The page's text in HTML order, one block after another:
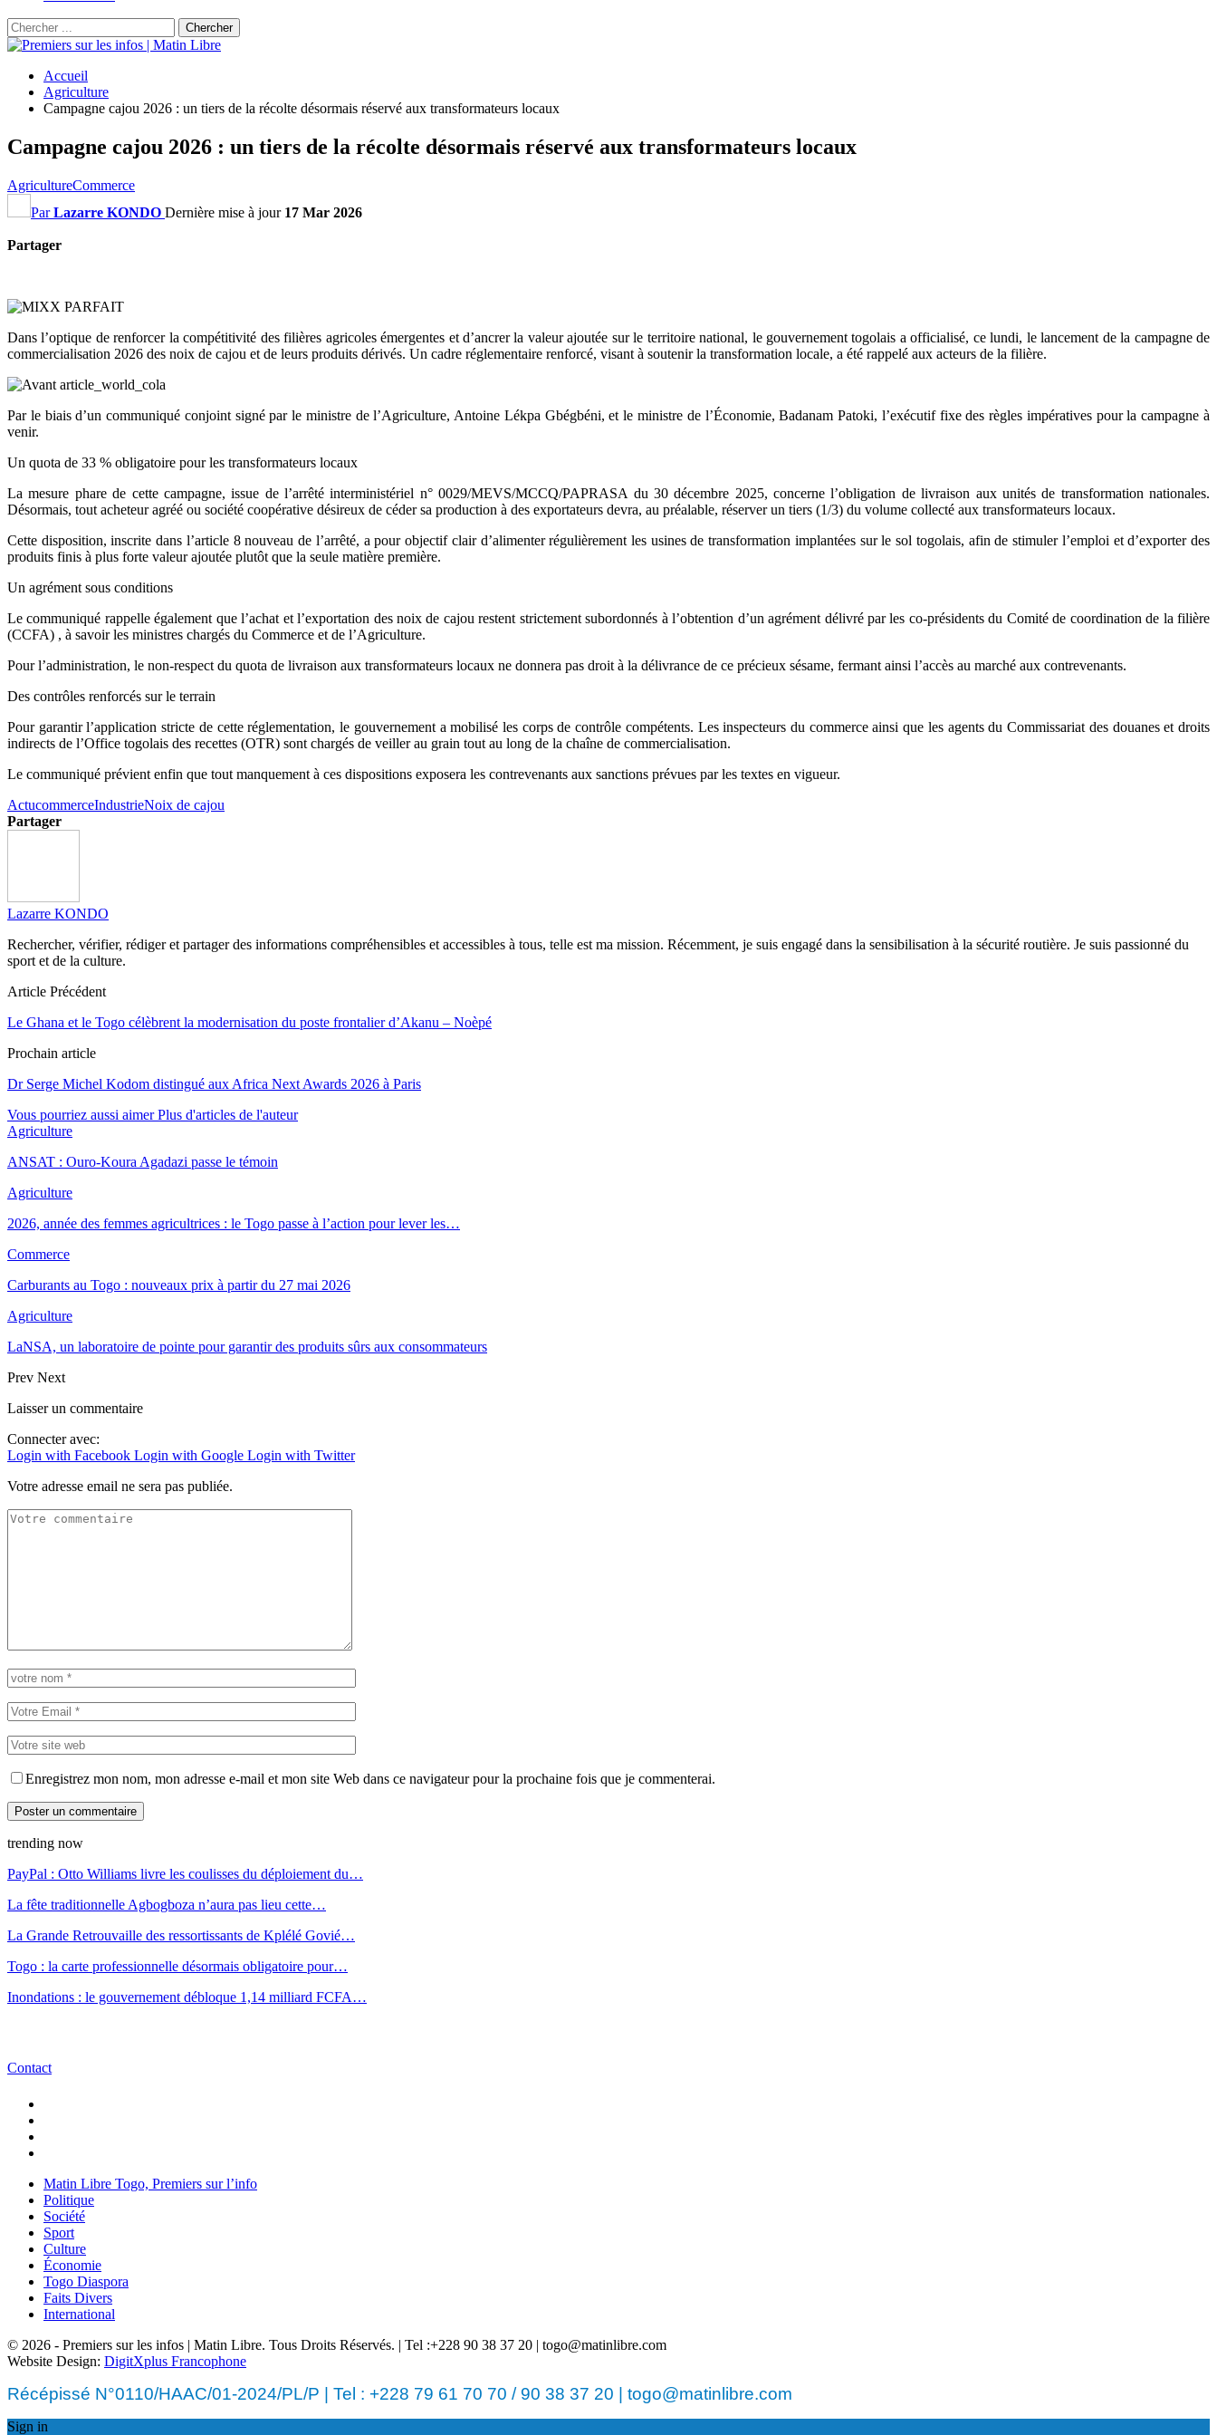
Accueil
Agriculture
Campagne cajou 2026 : un tiers de la récolte désormais réservé aux transformateurs locaux
Campagne cajou 2026 : un tiers de la récolte désormais réservé aux transformateurs locaux
AgricultureCommerce
ParLazarre KONDO Dernière mise à jour 17 Mar 2026
Partager
Dans l’optique de renforcer la compétitivité des filières agricoles émergentes et d’ancrer la valeur ajoutée sur le territoire national, le gouvernement togolais a officialisé, ce lundi, le lancement de la campagne de
commercialisation 2026 des noix de cajou et de leurs produits dérivés. Un cadre réglementaire renforcé, visant à soutenir la transformation locale, a été rappelé aux acteurs de la filière.
Par le biais d’un communiqué conjoint signé par le ministre de l’Agriculture, Antoine Lékpa Gbégbéni, et le ministre de l’Économie, Badanam Patoki, l’exécutif fixe des règles impératives pour la campagne à
venir.
Un quota de 33 % obligatoire pour les transformateurs locaux
La mesure phare de cette campagne, issue de l’arrêté interministériel n° 0029/MEVS/MCCQ/PAPRASA du 30 décembre 2025, concerne l’obligation de livraison aux unités de transformation nationales.
Désormais, tout acheteur agréé ou société coopérative désireux de céder sa production à des exportateurs devra, au préalable, réserver un tiers (1/3) du volume collecté aux transformateurs locaux.
Cette disposition, inscrite dans l’article 8 nouveau de l’arrêté, a pour objectif clair d’alimenter régulièrement les usines de transformation implantées sur le sol togolais, afin de stimuler l’emploi et d’exporter des
produits finis à plus forte valeur ajoutée plutôt que la seule matière première.
Un agrément sous conditions
Le communiqué rappelle également que l’achat et l’exportation des noix de cajou restent strictement subordonnés à l’obtention d’un agrément délivré par les co-présidents du Comité de coordination de la filière
(CCFA) , à savoir les ministres chargés du Commerce et de l’Agriculture.
Pour l’administration, le non-respect du quota de livraison aux transformateurs locaux ne donnera pas droit à la délivrance de ce précieux sésame, fermant ainsi l’accès au marché aux contrevenants.
Des contrôles renforcés sur le terrain
Pour garantir l’application stricte de cette réglementation, le gouvernement a mobilisé les corps de contrôle compétents. Les inspecteurs du commerce ainsi que les agents du Commissariat des douanes et droits
indirects de l’Office togolais des recettes (OTR) sont chargés de veiller au grain tout au long de la chaîne de commercialisation.
Le communiqué prévient enfin que tout manquement à ces dispositions exposera les contrevenants aux sanctions prévues par les textes en vigueur.
ActucommerceIndustrieNoix de cajou
Partager
Lazarre KONDO
Rechercher, vérifier, rédiger et partager des informations compréhensibles et accessibles à tous, telle est ma mission. Récemment, je suis engagé dans la sensibilisation à la sécurité routière. Je suis passionné du
sport et de la culture.
Article Précédent
Le Ghana et le Togo célèbrent la modernisation du poste frontalier d’Akanu – Noèpé
Prochain article
Dr Serge Michel Kodom distingué aux Africa Next Awards 2026 à Paris
Vous pourriez aussi aimer Plus d'articles de l'auteur
Agriculture
ANSAT : Ouro-Koura Agadazi passe le témoin
Agriculture
2026, année des femmes agricultrices : le Togo passe à l’action pour lever les…
Commerce
Carburants au Togo : nouveaux prix à partir du 27 mai 2026
Agriculture
LaNSA, un laboratoire de pointe pour garantir des produits sûrs aux consommateurs
Prev Next
Laisser un commentaire
Connecter avec:
Login with Facebook Login with Google Login with Twitter
Votre adresse email ne sera pas publiée.
Enregistrez mon nom, mon adresse e-mail et mon site Web dans ce navigateur pour la prochaine fois que je commenterai.
trending now
PayPal : Otto Williams livre les coulisses du déploiement du…
La fête traditionnelle Agbogboza n’aura pas lieu cette…
La Grande Retrouvaille des ressortissants de Kplélé Govié…
Togo : la carte professionnelle désormais obligatoire pour…
Inondations : le gouvernement débloque 1,14 milliard FCFA…
Contact
Matin Libre Togo, Premiers sur l’info
Politique
Société
Sport
Culture
Économie
Togo Diaspora
Faits Divers
International
© 2026 - Premiers sur les infos | Matin Libre. Tous Droits Réservés. | Tel :+228 90 38 37 20 | togo@matinlibre.com
Website Design: DigitXplus Francophone
Récépissé N°0110/HAAC/01-2024/PL/P | Tel : +228 79 61 70 70 / 90 38 37 20 | togo@matinlibre.com
Sign in